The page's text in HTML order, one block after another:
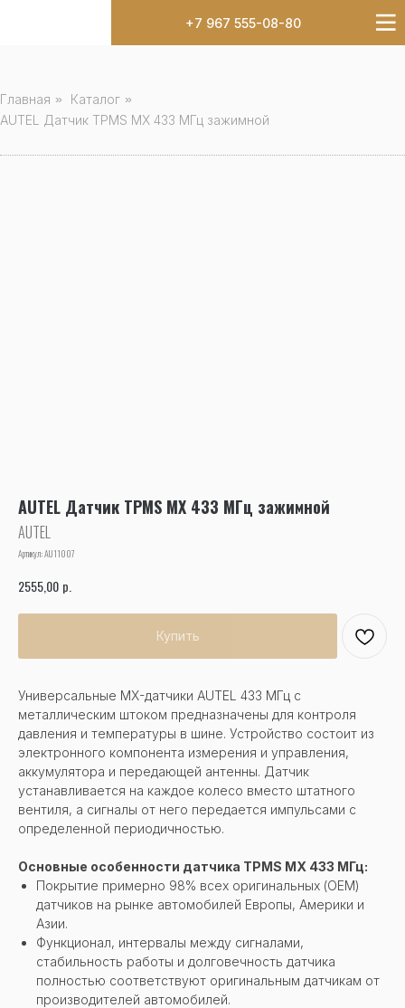
+7 967 555-08-80
Главная » Каталог »
AUTEL Датчик TPMS MX 433 МГц зажимной
AUTEL Датчик TPMS MX 433 МГц зажимной
AUTEL
Артикул:AU11007
2555,00 р.
Купить
Универсальные MX-датчики AUTEL 433 МГц с
металлическим штоком предназначены для контроля
давления и температуры в шине. Устройство состоит из
электронного компонента измерения и управления,
аккумулятора и передающей антенны. Датчик
устанавливается на каждое колесо вместо штатного
вентиля, а сигналы от него передается импульсами с
определенной периодичностью.
Основные особенности датчика TPMS MX 433 МГц:
Покрытие примерно 98% всех оригинальных (ОЕМ)
датчиков на рынке автомобилей Европы, Америки и
Азии.
Функционал, интервалы между сигналами,
стабильность работы и долговечность датчика
полностью соответствуют оригинальным датчикам от
производителей автомобилей.